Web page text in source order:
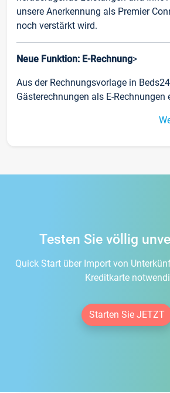
unsere Anerkennung als Premier
noch verstärkt wird.
Neue Funktion: E-Rechnung>
Aus der Rechnungsvorlage in
Gästerechnungen als E-Rechnungen
Testen Sie völlig
Quick Start über Import von
Kreditkarte
Starten Sie JETZT